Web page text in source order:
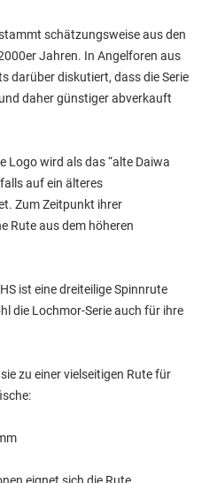
schätzungsweise aus den
Jahren. In Angelforen aus
darüber diskutiert, dass die Serie
daher günstiger abverkauft
Logo wird als das “alte Daiwa
auf ein älteres
Zum Zeitpunkt ihrer
Rute aus dem höheren
ist eine dreiteilige Spinnrute
die Lochmor-Serie auch für ihre
zu einer vielseitigen Rute für